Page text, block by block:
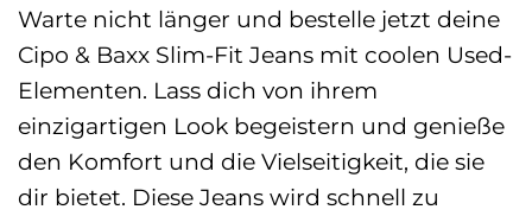
Warte nicht länger und bestelle jetzt deine
Cipo & Baxx Slim-Fit Jeans mit coolen Used-
Elementen. Lass dich von ihrem
einzigartigen Look begeistern und genieße
den Komfort und die Vielseitigkeit, die sie
dir bietet. Diese Jeans wird schnell zu